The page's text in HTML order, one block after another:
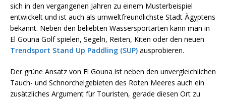
sich in den vergangenen Jahren zu einem Musterbeispiel
entwickelt und ist auch als umweltfreundlichste Stadt Ägyptens
bekannt. Neben den beliebten Wassersportarten kann man in
El Gouna Golf spielen, Segeln, Reiten, Kiten oder den neuen
Trendsport Stand Up Paddling (SUP) ausprobieren.
Der grüne Ansatz von El Gouna ist neben den unvergleichlichen
Tauch- und Schnorchelgebieten des Roten Meeres auch ein
zusätzliches Argument für Touristen, gerade diesen Ort zu